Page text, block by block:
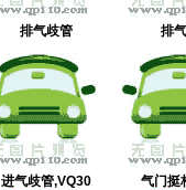
排气歧管 排
进气歧管,VQ30
气门挺